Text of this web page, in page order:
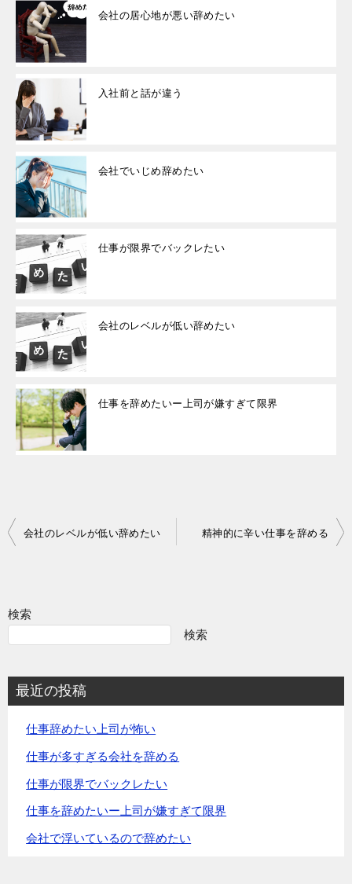
会社の居心地が悪い辞めたい
入社前と話が違う
会社でいじめ辞めたい
仕事が限界でバックレたい
会社のレベルが低い辞めたい
仕事を辞めたいー上司が嫌すぎて限界
投
ビ
ゲ
シ
会社のレベルが低い辞めたい 精神的に辛い仕事を辞める
検索
検索
最近の投稿
仕事辞めたい上司が怖い
仕事が多すぎる会社を辞める
仕事が限界でバックレたい
仕事を辞めたいー上司が嫌すぎて限界
会社で浮いているので辞めたい